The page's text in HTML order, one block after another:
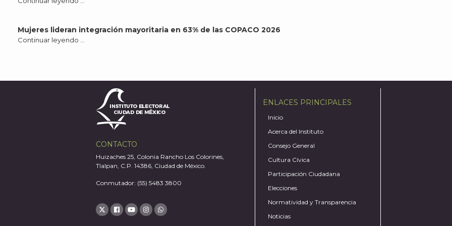
Mujeres lideran integración mayoritaria en 63% de las COPACO 2026
Continuar leyendo …
CONTACTO
Huizaches 25, Colonia Rancho Los Colorines,
Tlalpan, C.P. 14386, Ciudad de México.
Conmutador: (55) 5483 3800
ENLACES PRINCIPALES
Inicio
Acerca del Instituto
Consejo General
Cultura Cívica
Participación Ciudadana
Elecciones
Normatividad y Transparencia
Noticias